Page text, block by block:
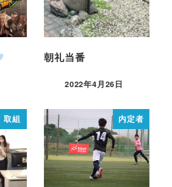
朝礼当番
2022年4月26日
取組 内定者